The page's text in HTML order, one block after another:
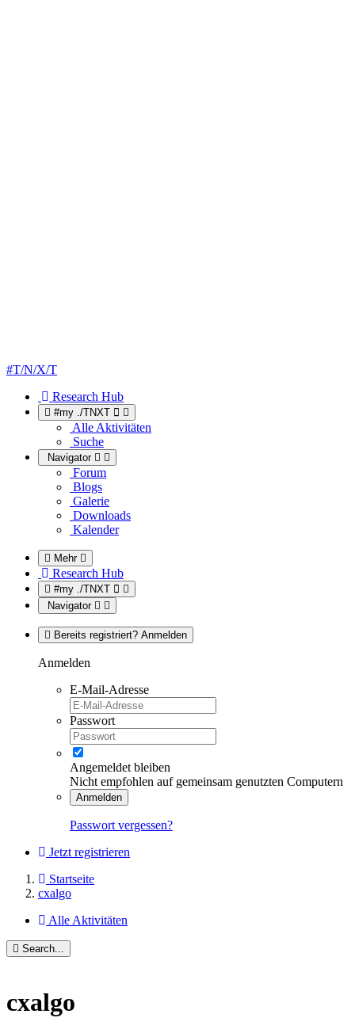
#T/N/X/T
Research Hub
#my ./TNXT
Alle Aktivitäten
Suche
Navigator
Forum
Blogs
Galerie
Downloads
Kalender
Mehr
Research Hub
#my ./TNXT
Navigator
Bereits registriert? Anmelden
Anmelden
E-Mail-Adresse
Passwort
Angemeldet bleiben
Nicht empfohlen auf gemeinsam genutzten Computern
Anmelden
Passwort vergessen?
Jetzt registrieren
Startseite
cxalgo
Alle Aktivitäten
Search...
cxalgo